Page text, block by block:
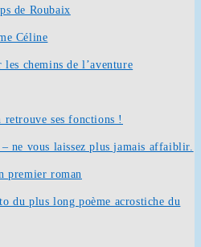
de Roubaix
Céline
chemins de l’aventure
retrouve ses fonctions !
ne vous laissez plus jamais affaiblir.
premier roman
du plus long poème acrostiche du